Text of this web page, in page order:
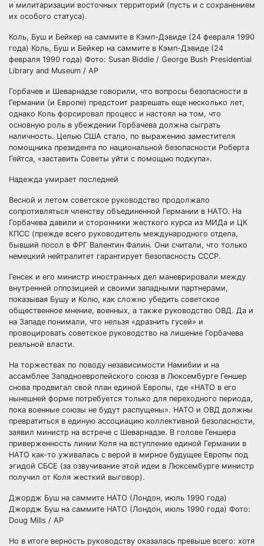
и милитаризации восточных территорий (пусть и с сохранением
их особого статуса).
Коль, Буш и Бейкер на саммите в Кэмп-Дэвиде (24 февраля 1990
года) Коль, Буш и Бейкер на саммите в Кэмп-Дэвиде (24
февраля 1990 года) Фото: Susan Biddle / George Bush Presidential
Library and Museum / AP
Горбачев и Шеварнадзе говорили, что вопросы безопасности в
Германии (и Европе) предстоит разрешать еще несколько лет,
однако Коль форсировал процесс и настоял на том, что
основную роль в убеждении Горбачева должна сыграть
наличность. Целью США стало, по выражению заместителя
помощника президента по национальной безопасности Роберта
Гейтса, «заставить Советы уйти с помощью подкупа».
Надежда умирает последней
Весной и летом советское руководство продолжало
сопротивляться членству объединенной Германии в НАТО. На
Горбачева давили и сторонники жесткого курса из МИДа и ЦК
КПСС (прежде всего руководитель международного отдела,
бывший посол в ФРГ Валентин Фалин. Они считали, что только
немецкий нейтралитет гарантирует безопасность СССР.
Генсек и его министр иностранных дел маневрировали между
внутренней оппозицией и своими западными партнерами,
показывая Бушу и Колю, как сложно убедить советское
общественное мнение, военных, а также руководство ОВД. Да и
на Западе понимали, что нельзя «дразнить гусей» и
провоцировать советское руководство на лишение Горбачева
реальной власти.
На торжествах по поводу независимости Намибии и на
ассамблее Западноевропейского союза в Люксембурге Геншер
снова продвигал свой план единой Европы, где «НАТО в его
нынешней форме потребуется только для переходного периода,
пока военные союзы не будут распущены». НАТО и ОВД должны
превратиться в единую ассоциацию коллективной безопасности,
заявил министр на встрече с Шеварнадзе. В голове Геншера
приверженность линии Коля на вступление единой Германии в
НАТО как-то уживалась с верой в мирное будущее Европы под
эгидой СБСЕ (за озвучивание этой идеи в Люксембурге министр
получил от Коля жесткий выговор).
Джордж Буш на саммите НАТО (Лондон, июль 1990 года)
Джордж Буш на саммите НАТО (Лондон, июль 1990 года) Фото:
Doug Mills / AP
Но в итоге верность руководству оказалась превыше всего: хотя